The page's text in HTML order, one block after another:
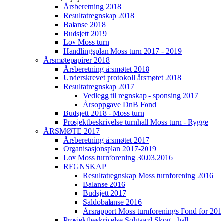
Årsberetning 2018
Resultatregnskap 2018
Balanse 2018
Budsjett 2019
Lov Moss turn
Handlingsplan Moss turn 2017 - 2019
Årsmøtepapirer 2018
Årsberetning årsmøtet 2018
Underskrevet protokoll årsmøtet 2018
Resultatregnskap 2017
Vedlegg til regnskap - sponsing 2017
Årsoppgave DnB Fond
Budsjett 2018 - Moss turn
Prosjektbeskrivelse turnhall Moss turn - Rygge
ÅRSMØTE 2017
Årsberetning årsmøtet 2017
Organisasjonsplan 2017-2019
Lov Moss turnforening 30.03.2016
REGNSKAP
Resultatregnskap Moss turnforening 2016
Balanse 2016
Budsjett 2017
Saldobalanse 2016
Årsrapport Moss turnforenings Fond for